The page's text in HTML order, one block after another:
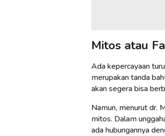
Mitos atau
Ada kepercayaan
merupakan tanda
akan segera bisa
Namun, menurut dr.
mitos. Dalam
ada hubungannya